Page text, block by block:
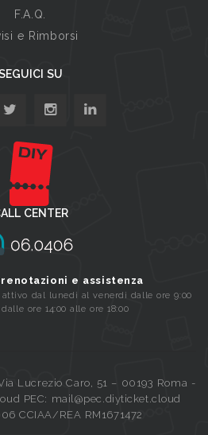
F.A.Q.
e Rimborsi
SU
CENTER
e assistenza
dal lunedi al venerdi dalle ore 9:00
ore 14:00 alle ore 18:00
Lucrezio Caro, 51 – 00193 Roma -
PEC: mail@pec.diyticket.cloud
CCIAA/REA RM1671472